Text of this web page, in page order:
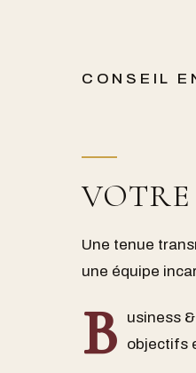
CONSEIL
Une tenue
une équipe
B
usiness
objectifs